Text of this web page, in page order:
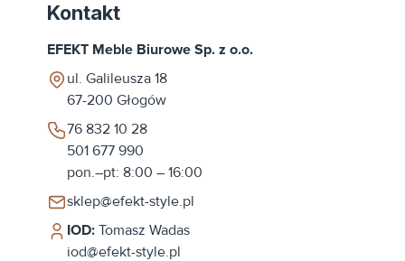
Kontakt
EFEKT Meble Biurowe Sp. z o.o.
ul. Galileusza 18
67-200 Głogów
76 832 10 28
501 677 990
pon.–pt: 8:00 – 16:00
sklep@efekt-style.pl
IOD: Tomasz Wadas
iod@efekt-style.pl